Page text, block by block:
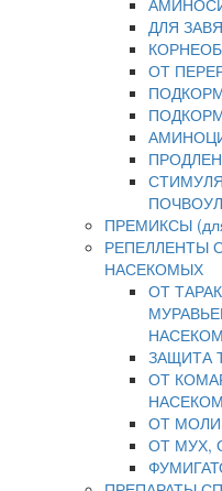
ДЛЯ
ОТ
ПРЕМИКСЫ (для
РЕПЕЛЛЕНТЫ
НАСЕКОМЫХ
ОТ
ЗАЩИТА
ОТ
ОТ МОЛИ
ОТ МУХ,